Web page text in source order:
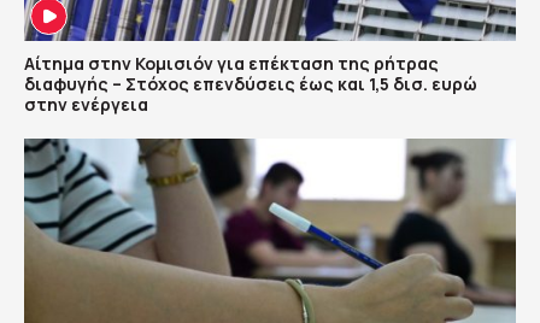
Αίτημα στην Κομισιόν για επέκταση της ρήτρας
διαφυγής – Στόχος επενδύσεις έως και 1,5 δισ. ευρώ
στην ενέργεια